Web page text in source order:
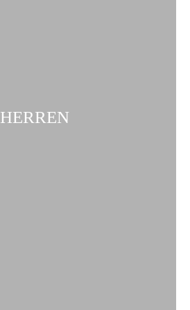
HERREN